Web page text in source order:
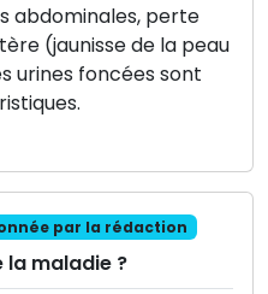
abdominales, perte
(jaunisse de la peau
urines foncées sont
par la rédaction
la maladie ?